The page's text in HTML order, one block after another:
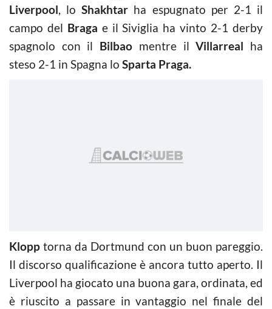
Liverpool, loShakhtar ha espugnato per 2-1 il
campo del Braga e il Siviglia ha vinto 2-1 derby
spagnolo con il Bilbao mentre ilVillarreal ha
steso 2-1 in Spagna lo Sparta Praga.
Klopp torna da Dortmund con un buon pareggio.
Il discorso qualificazione è ancora tutto aperto. Il
Liverpool ha giocato una buona gara, ordinata, ed
è riuscito a passare in vantaggio nel finale del